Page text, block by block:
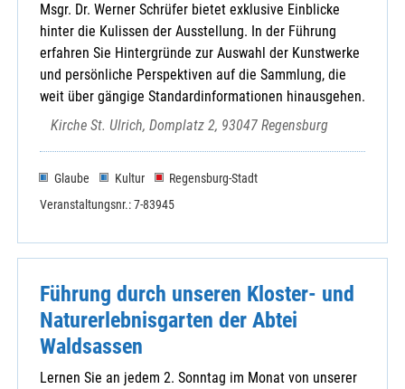
Msgr. Dr. Werner Schrüfer bietet exklusive Einblicke
hinter die Kulissen der Ausstellung. In der Führung
erfahren Sie Hintergründe zur Auswahl der Kunstwerke
und persönliche Perspektiven auf die Sammlung, die
weit über gängige Standardinformationen hinausgehen.
Kirche St. Ulrich, Domplatz 2, 93047 Regensburg
Glaube Kultur
Regensburg-Stadt
Veranstaltungsnr.: 7-83945
Führung durch unseren Kloster- und
Naturerlebnisgarten der Abtei
Waldsassen
Lernen Sie an jedem 2. Sonntag im Monat von unserer